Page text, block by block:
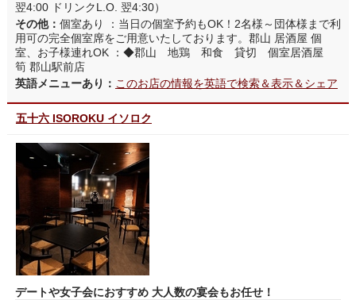
翌4:00 ドリンクL.O. 翌4:30）
その他： 個室あり ：当日の個室予約もOK！2名様～団体様まで利
用可の完全個室席をご用意いたしております。郡山 居酒屋 個
室、お子様連れOK ：◆郡山 地鶏 和食 貸切 個室居酒屋
筍 郡山駅前店
英語メニューあり： このお店の情報を英語で検索＆表示＆シェア
五十六 ISOROKU イソロク
デートや女子会におすすめ 大人数の宴会もお任せ！